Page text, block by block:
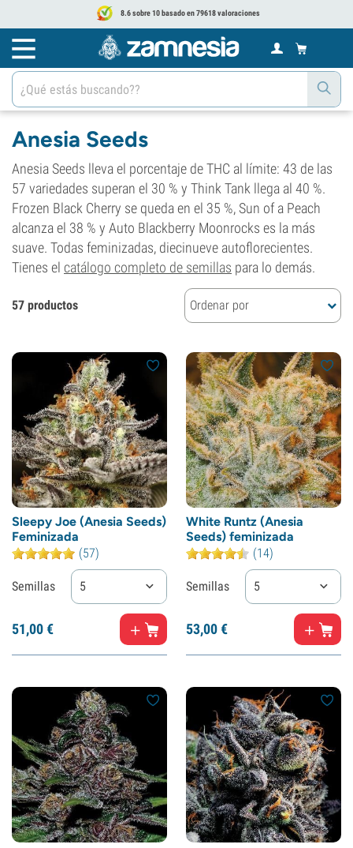
8.6 sobre 10 basado en 79618 valoraciones
Anesia Seeds
Anesia Seeds lleva el porcentaje de THC al límite: 43 de las
57 variedades superan el 30 % y Think Tank llega al 40 %.
Frozen Black Cherry se queda en el 35 %, Sun of a Peach
alcanza el 38 % y Auto Blackberry Moonrocks es la más
suave. Todas feminizadas, diecinueve autoflorecientes.
Tienes el catálogo completo de semillas para lo demás.
57 productos Ordenar por
Sleepy Joe (Anesia Seeds)
Feminizada
(57)
Semillas 5
51,00€
White Runtz (Anesia
Seeds) feminizada
(14)
Semillas 5
53,00€